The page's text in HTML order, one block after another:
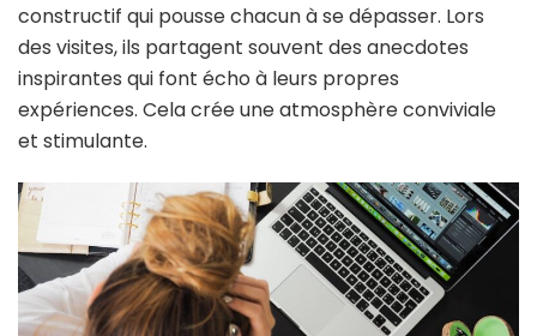
constructif qui pousse chacun à se dépasser. Lors
des visites, ils partagent souvent des anecdotes
inspirantes qui font écho à leurs propres
expériences. Cela crée une atmosphère conviviale
et stimulante.